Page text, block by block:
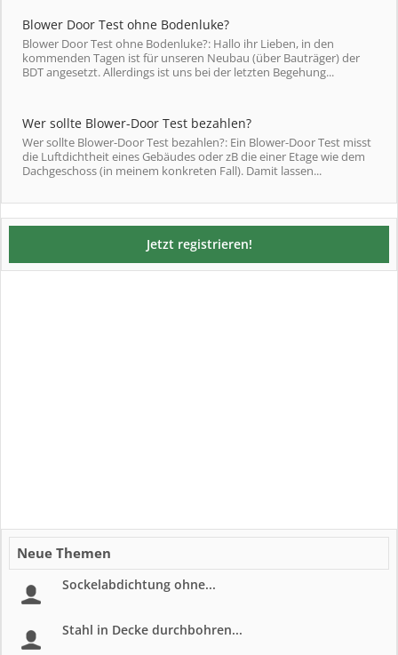
Blower Door Test ohne Bodenluke?
Blower Door Test ohne Bodenluke?: Hallo ihr Lieben, in den
kommenden Tagen ist für unseren Neubau (über Bauträger) der
BDT angesetzt. Allerdings ist uns bei der letzten Begehung...
Wer sollte Blower-Door Test bezahlen?
Wer sollte Blower-Door Test bezahlen?: Ein Blower-Door Test misst
die Luftdichtheit eines Gebäudes oder zB die einer Etage wie dem
Dachgeschoss (in meinem konkreten Fall). Damit lassen...
Jetzt registrieren!
Neue Themen
Sockelabdichtung ohne...
Stahl in Decke durchbohren...